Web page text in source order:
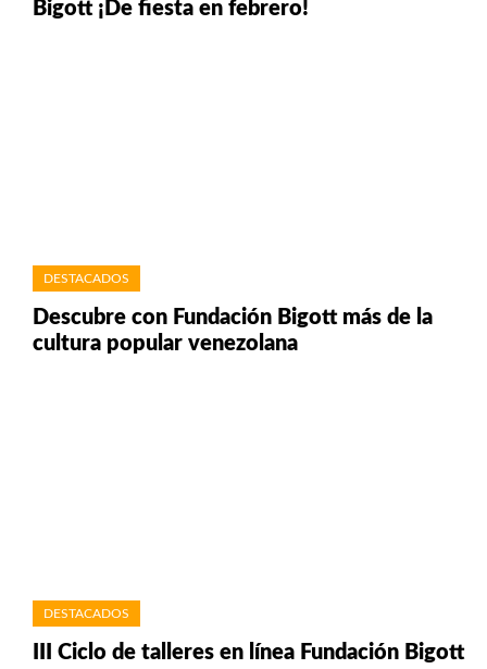
Bigott ¡De fiesta en febrero!
DESTACADOS
Descubre con Fundación Bigott más de la
cultura popular venezolana
DESTACADOS
III Ciclo de talleres en línea Fundación Bigott